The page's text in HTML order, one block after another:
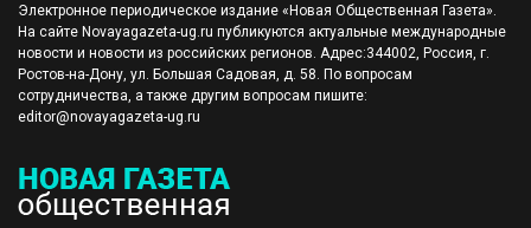
Электронное периодическое издание «Новая Общественная Газета».
На сайте Novayagazeta-ug.ru публикуются актуальные международные
новости и новости из российских регионов. Адрес:344002, Россия, г.
Ростов-на-Дону, ул. Большая Садовая, д. 58. По вопросам
сотрудничества, а также другим вопросам пишите:
editor@novayagazeta-ug.ru